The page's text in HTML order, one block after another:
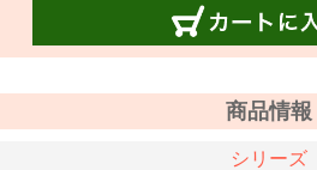
商品情報
シリーズ